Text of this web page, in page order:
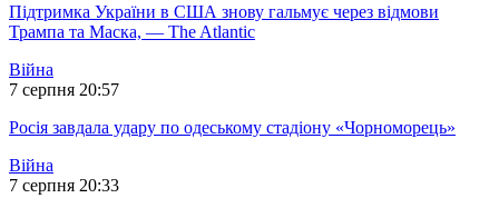
Підтримка України в США знову гальмує через відмови
Трампа та Маска, — The Atlantic
Війна
7 серпня 20:57
Росія завдала удару по одеському стадіону «Чорноморець»
Війна
7 серпня 20:33